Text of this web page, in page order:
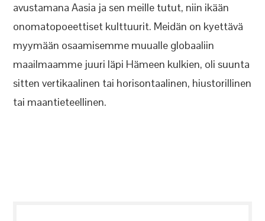
avustamana Aasia ja sen meille tutut, niin ikään
onomatopoeettiset kulttuurit. Meidän on kyettävä
myymään osaamisemme muualle globaaliin
maailmaamme juuri läpi Hämeen kulkien, oli suunta
sitten vertikaalinen tai horisontaalinen, hiustorillinen
tai maantieteellinen.